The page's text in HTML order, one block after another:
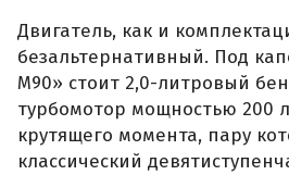
Двигатель, как и
безальтернативный. Под
М90» стоит 2,0-литровый
турбомотор мощностью 200
крутящего момента, пару
классический